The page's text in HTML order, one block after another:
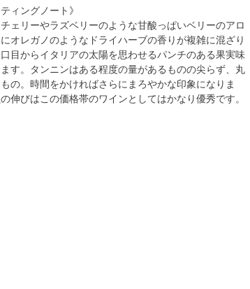
ティングノート》
ェリーやラズベリーのような甘酸っぱいベリーのアロ
オレガノのようなドライハーブの香りが複雑に混ざり
目からイタリアの太陽を思わせるパンチのある果実味
す。タンニンはある程度の量があるものの尖らず、丸
の。時間をかければさらにまろやかな印象になりま
伸びはこの価格帯のワインとしてはかなり優秀です。